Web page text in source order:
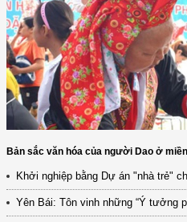
Bản sắc văn hóa của người Dao ở
Khởi nghiệp bằng Dự án "nhà trẻ"
Yên Bái: Tôn vinh những “Ý tưởng